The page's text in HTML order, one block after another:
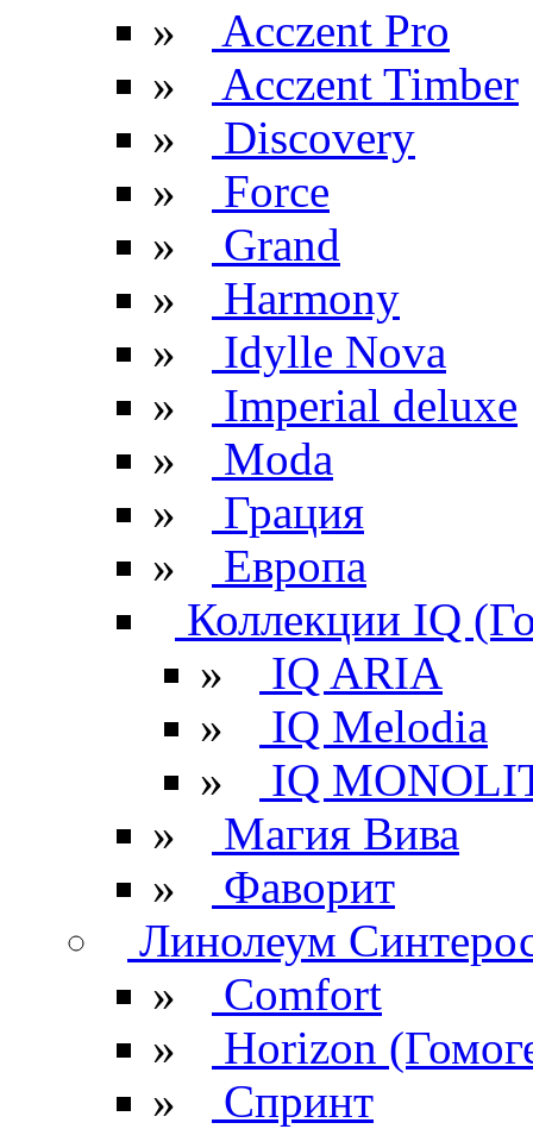
»
Acczent Pro
»
Acczent Timber
»
Discovery
»
Force
»
Grand
»
Harmony
»
Idylle Nova
»
Imperial deluxe
»
Moda
»
Грация
»
Европа
Коллекции IQ
»
IQ ARIA
»
IQ Melodia
»
IQ
»
Магия Вива
»
Фаворит
Линолеум
»
Comfort
»
Horizon
»
Спринт